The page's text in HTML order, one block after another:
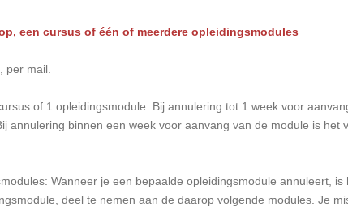
een cursus of één of meerdere opleidingsmodules
per mail.
of 1 opleidingsmodule: Bij annulering tot 1 week voor
annulering binnen een week voor aanvang van de module is het
Wanneer je een bepaalde opleidingsmodule annuleert,
deel te nemen aan de daarop volgende modules. Je